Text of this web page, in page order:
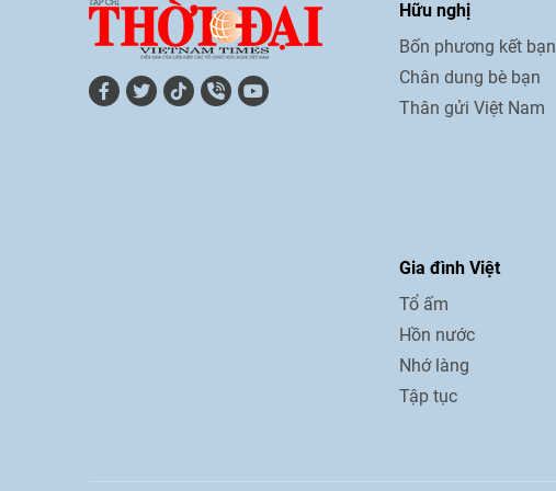
Hữu nghị
Bốn phương kết bạn
Chân dung bè bạn
Thân gửi Việt Nam
Gia đình Việt
Tổ ấm
Hồn nước
Nhớ làng
Tập tục